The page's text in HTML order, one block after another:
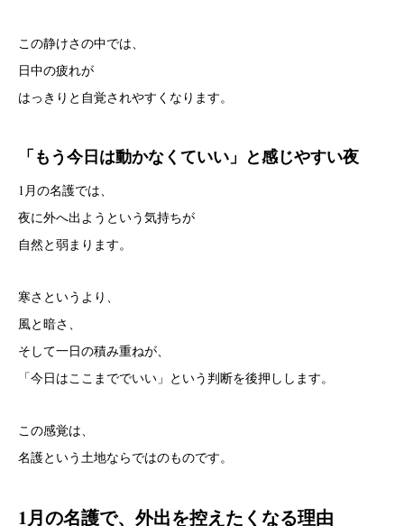
この静けさの中では、
日中の疲れが
はっきりと自覚されやすくなります。
「もう今日は動かなくていい」と感じやすい夜
1月の名護では、
夜に外へ出ようという気持ちが
自然と弱まります。
寒さというより、
風と暗さ、
そして一日の積み重ねが、
「今日はここまででいい」という判断を後押しします。
この感覚は、
名護という土地ならではのものです。
1月の名護で、外出を控えたくなる理由